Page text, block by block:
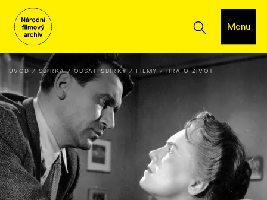
Menu
ÚVOD SBÍRKA OBSAH SBÍRKY FILMY HRA O ŽIVOT